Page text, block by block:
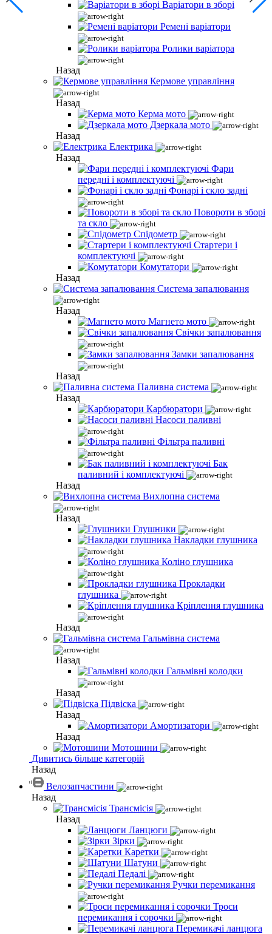
Варіатори в зборі
Ремені варіатори
Ролики варіатора
Назад
Кермове управління
Назад
Керма мото
Дзеркала мото
Назад
Електрика
Назад
Фари
передні і комплектуючі
Фонарі і скло задні
Повороти в зборі
та скло
Спідометр
Стартери і
комплектуючі
Комутатори
Назад
Система запалювання
Назад
Магнето мото
Свічки запалювання
Замки запалювання
Назад
Паливна система
Назад
Карбюратори
Насоси паливні
Фільтра паливні
Бак
паливний і комплектуючі
Назад
Вихлопна система
Назад
Глушники
Накладки глушника
Коліно глушника
Прокладки
глушника
Кріплення глушника
Назад
Гальмівна система
Назад
Гальмівні колодки
Назад
Підвіска
Назад
Амортизатори
Назад
Мотошини
Дивитись більше категорій
Назад
Велозапчастини
Назад
Трансмісія
Назад
Ланцюги
Зірки
Каретки
Шатуни
Педалі
Ручки перемикання
Троси
перемикання і сорочки
Перемикачі ланцюга